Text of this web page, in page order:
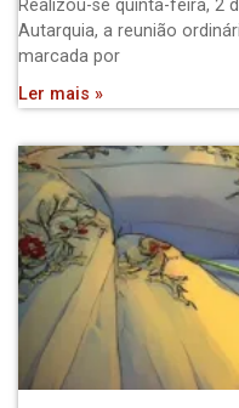
Realizou-se quinta-feira, 2
Autarquia, a reunião
marcada por
Ler mais »